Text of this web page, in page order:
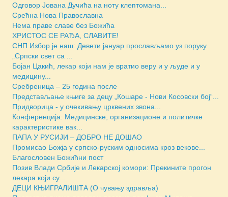
Одговор Јована Дучића на ноту клептомана...
Срећна Нова Православна
Нема праве славе без Божића
ХРИСТОС СЕ РАЂА, СЛАВИТЕ!
СНП Избор је наш: Девети јануар прослављамо уз поруку
„Српски свет са ...
Бојан Цакић, лекар који нам је вратио веру и у људе и у
медицину...
Сребреница – 25 година после
Представљање књиге за децу „Кошаре - Нови Косовски бој“...
Придворица - у очекивању црквених звона...
Конференција: Медицинске, организационе и политичке
карактеристике вак...
ПАПА У РУСИЈИ – ДОБРО НЕ ДОШАО
Промисао Божја у српско-руским односима кроз векове...
Благословен Божићни пост
Позив Влади Србије и Лекарској комори: Прекините прогон
лекара који су...
ДЕЦИ КЊИГРАЛИШТА (О чувању здравља)